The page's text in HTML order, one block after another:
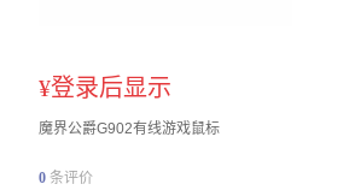
¥登录后显示
魔界公爵G902有线游戏鼠标
0 条评价